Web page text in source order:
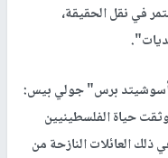
في نقل الحقيقة،
"أسوشيتد برس" جولي بيس:
حياة الفلسطينيين
العائلات النازحة من